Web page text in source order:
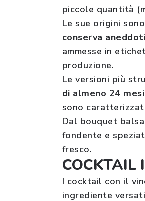
piccole quantità
Le sue origini
conserva
ammesse in
produzione.
Le versioni più
di almeno 24 mesi
sono
Dal bouquet
fondente e
fresco.
COCKTAIL
I cocktail con il
ingrediente